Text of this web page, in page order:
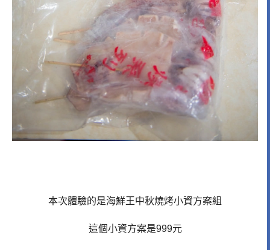
本次體驗的是海鮮王中秋燒烤小資方案組
這個小資方案是999元